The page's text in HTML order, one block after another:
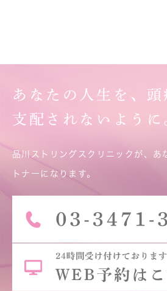
あなたの人生を、頭
支配されないように
品川ストリングスクリニックが、あ
トナーになります。